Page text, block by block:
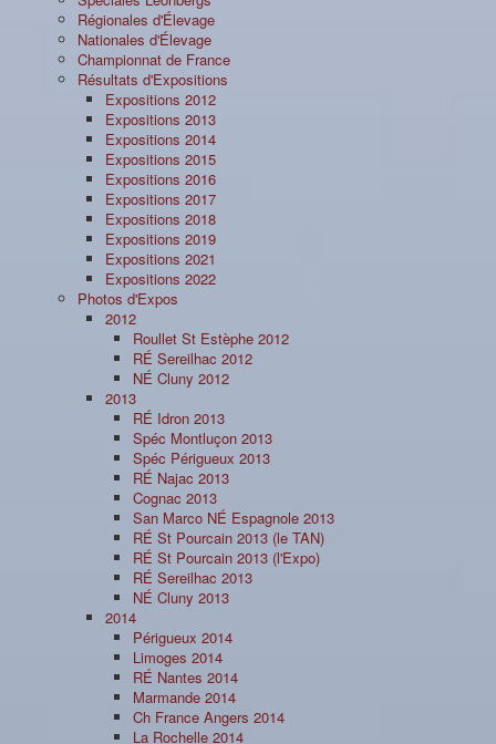
Régionales d'Élevage
Nationales d'Élevage
Championnat de France
Résultats d'Expositions
Expositions 2012
Expositions 2013
Expositions 2014
Expositions 2015
Expositions 2016
Expositions 2017
Expositions 2018
Expositions 2019
Expositions 2021
Expositions 2022
Photos d'Expos
2012
Roullet St Estèphe 2012
RÉ Sereilhac 2012
NÉ Cluny 2012
2013
RÉ Idron 2013
Spéc Montluçon 2013
Spéc Périgueux 2013
RÉ Najac 2013
Cognac 2013
San Marco NÉ Espagnole 2013
RÉ St Pourcain 2013 (le TAN)
RÉ St Pourcain 2013 (l'Expo)
RÉ Sereilhac 2013
NÉ Cluny 2013
2014
Périgueux 2014
Limoges 2014
RÉ Nantes 2014
Marmande 2014
Ch France Angers 2014
La Rochelle 2014